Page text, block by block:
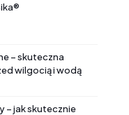
– skuteczna
wilgocią i wodą
– jak skutecznie